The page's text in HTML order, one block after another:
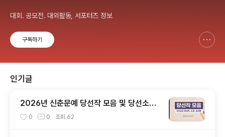
대회. 공모전. 대외활동, 서포터즈 정보
구독하기
인기글
2026년 신춘문예 당선작 모음 및 당선소감,
심사평 총정리
0 0 조회 62